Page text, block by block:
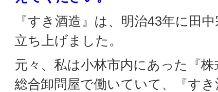
『すき酒造』は、明治43年に田
立ち上げました。
元々、私は小林市内にあった『
総合卸問屋で働いていて、『す